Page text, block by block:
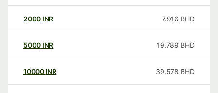
2000 INR 7.916 BHD
5000 INR 19.789 BHD
10000 INR 39.578 BHD